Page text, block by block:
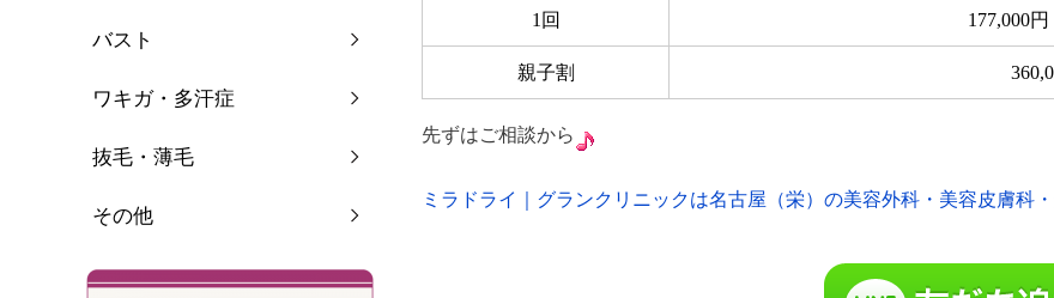
1回 177,000円
親子割
先ずはご相談から
ミラドライ｜グランクリニックは名古屋（栄）の美容外科・美容皮膚科
バスト
ワキガ・多汗症
抜毛・薄毛
その他